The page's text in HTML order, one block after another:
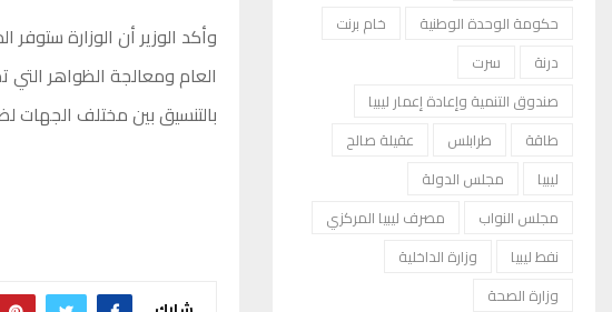
وأكد الوزير أن الوزارة
العام ومعالجة الظواهر
بالتنسيق بين مختلف الجهات
حكومة الوحدة الوطنية
خام برنت
درنة
سرت
صندوق التنمية وإعادة إعمار ليبيا
طاقة
طرابلس
عقيلة صالح
ليبيا
مجلس الدولة
مجلس النواب
مصرف ليبيا المركزي
نفط ليبيا
وزارة الداخلية
وزارة الصحة